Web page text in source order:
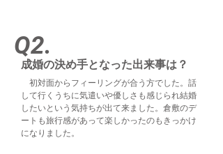
成婚の決め手となった出来事は？
初対面からフィーリングが合う方でした。話
して行くうちに気遣いや優しさも感じられ結婚
したいという気持ちが出て来ました。倉敷のデ
ートも旅行感があって楽しかったのもきっかけ
になりました。
Q2.